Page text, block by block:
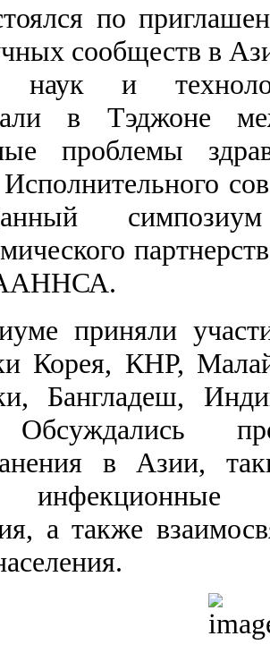
по
сообществ в
наук и
в Тэджоне
проблемы
Исполнительного
ААННСА.
приняли
Корея, КНР,
Бангладеш,
в Азии,
инфекционные
а также